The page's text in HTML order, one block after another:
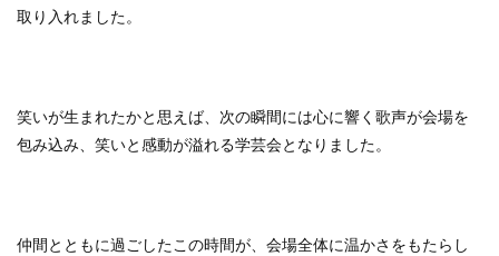
取り入れました。
笑いが生まれたかと思えば、次の瞬間には心に響く歌声が会場を
包み込み、笑いと感動が溢れる学芸会となりました。
仲間とともに過ごしたこの時間が、会場全体に温かさをもたらし